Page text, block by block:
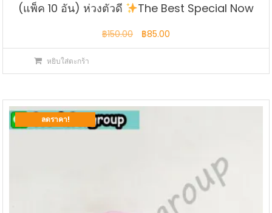
(แพ็ค 10 อัน) ห่วงตัวดี
The Best Special Now
฿150.00
Original
price
฿85.00
price
หยิบใส่ตะกร้า
ลดราคา!